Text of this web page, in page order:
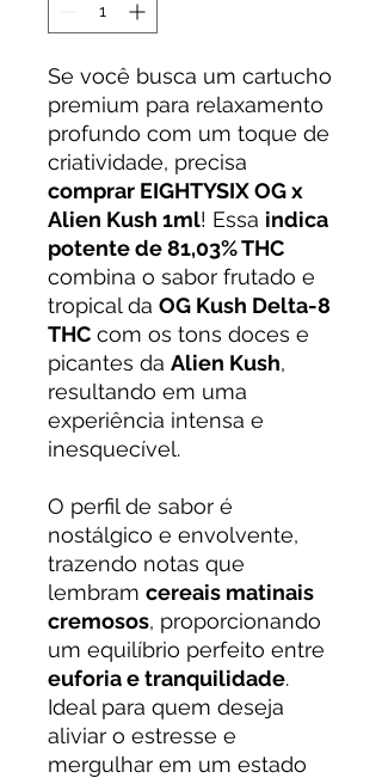
Se você busca um cartucho
premium para relaxamento
profundo com um toque de
criatividade, precisa
comprar EIGHTYSIX OG x
Alien Kush 1ml! Essa indica
potente de 81,03% THC
combina o sabor frutado e
tropical da OG Kush Delta-8
THC com os tons doces e
picantes da Alien Kush,
resultando em uma
experiência intensa e
inesquecível.
O perfil de sabor é
nostálgico e envolvente,
trazendo notas que
lembram cereais matinais
cremosos, proporcionando
um equilíbrio perfeito entre
euforia e tranquilidade.
Ideal para quem deseja
aliviar o estresse e
mergulhar em um estado